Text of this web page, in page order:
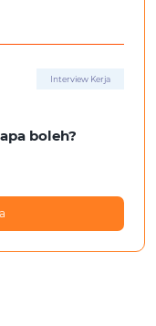
Interview Kerja
boleh?